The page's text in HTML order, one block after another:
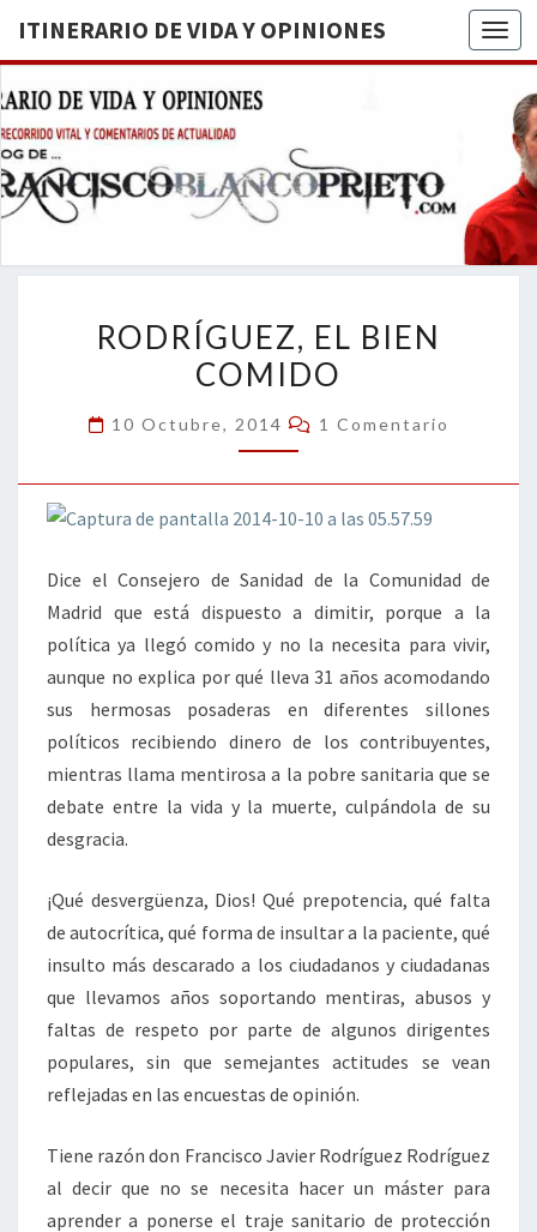
ITINERARIO DE VIDA Y OPINIONES
DE
BREVE
RECORRIDO
VITAL Y
ACTUALIDAD
EL
BIEN
RODRÍGUEZ, EL BIEN
COMIDO
10 Octubre, 2014 Comentarios
1 Comentario
Dice el Consejero de Sanidad de la Comunidad de
Madrid que está dispuesto a dimitir, porque a la
política ya llegó comido y no la necesita para vivir,
aunque no explica por qué lleva 31 años acomodando
sus hermosas posaderas en diferentes sillones
políticos recibiendo dinero de los contribuyentes,
mientras llama mentirosa a la pobre sanitaria que se
debate entre la vida y la muerte, culpándola de su
desgracia.
¡Qué desvergüenza, Dios! Qué prepotencia, qué falta
de autocrítica, qué forma de insultar a la paciente, qué
insulto más descarado a los ciudadanos y ciudadanas
que llevamos años soportando mentiras, abusos y
faltas de respeto por parte de algunos dirigentes
populares, sin que semejantes actitudes se vean
reflejadas en las encuestas de opinión.
Tiene razón don Francisco Javier Rodríguez Rodríguez
al decir que no se necesita hacer un máster para
aprender a ponerse el traje sanitario de protección